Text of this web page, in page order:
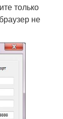
только
не